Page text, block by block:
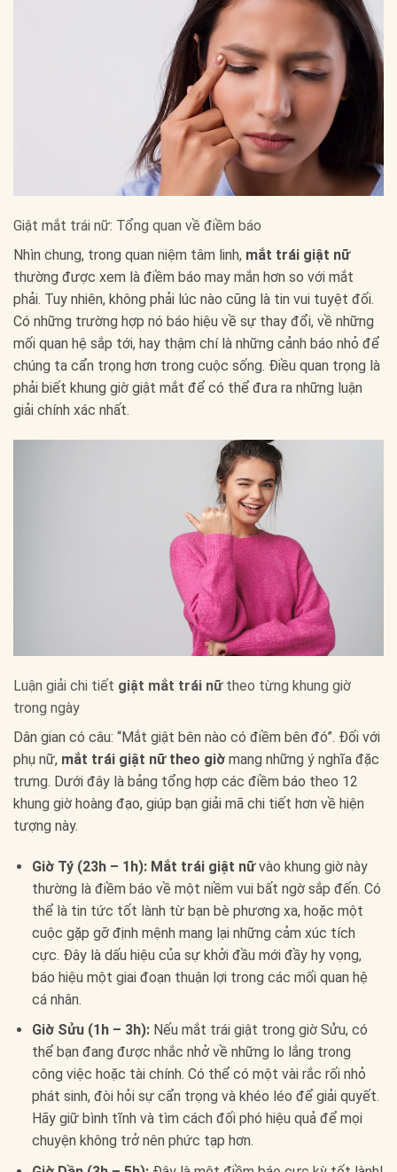
Giật mắt trái nữ: Tổng quan về điềm báo
Nhìn chung, trong quan niệm tâm linh, mắt trái giật nữ
thường được xem là điềm báo may mắn hơn so với mắt
phải. Tuy nhiên, không phải lúc nào cũng là tin vui tuyệt đối.
Có những trường hợp nó báo hiệu về sự thay đổi, về những
mối quan hệ sắp tới, hay thậm chí là những cảnh báo nhỏ để
chúng ta cẩn trọng hơn trong cuộc sống. Điều quan trọng là
phải biết khung giờ giật mắt để có thể đưa ra những luận
giải chính xác nhất.
Luận giải chi tiết giật mắt trái nữtheo từng khung giờ
trong ngày
Dân gian có câu: “Mắt giật bên nào có điềm bên đó”. Đối với
phụ nữ, mắt trái giật nữ theo giờ mang những ý nghĩa đặc
trưng. Dưới đây là bảng tổng hợp các điềm báo theo 12
khung giờ hoàng đạo, giúp bạn giải mã chi tiết hơn về hiện
tượng này.
Giờ Tý (23h – 1h): Mắt trái giật nữvào khung giờ này
thường là điềm báo về một niềm vui bất ngờ sắp đến. Có
thể là tin tức tốt lành từ bạn bè phương xa, hoặc một
cuộc gặp gỡ định mệnh mang lại những cảm xúc tích
cực. Đây là dấu hiệu của sự khởi đầu mới đầy hy vọng,
báo hiệu một giai đoạn thuận lợi trong các mối quan hệ
cá nhân.
Giờ Sửu (1h – 3h):Nếu mắt trái giật trong giờ Sửu, có
thể bạn đang được nhắc nhở về những lo lắng trong
công việc hoặc tài chính. Có thể có một vài rắc rối nhỏ
phát sinh, đòi hỏi sự cẩn trọng và khéo léo để giải quyết.
Hãy giữ bình tĩnh và tìm cách đối phó hiệu quả để mọi
chuyện không trở nên phức tạp hơn.